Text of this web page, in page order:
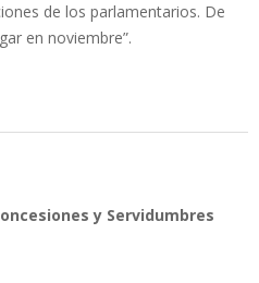
de los parlamentarios. De
en noviembre”.
y Servidumbres